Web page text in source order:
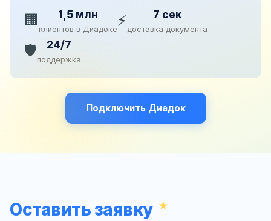
🏢 1,5 млн
клиентов в Диадоке⚡ 7 сек
доставка документа
🛡️ 24/7
поддержка
Подключить Диадок
Оставить заявку